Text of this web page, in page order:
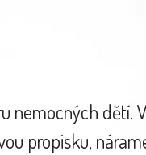
nemocných dětí. V
propisku,